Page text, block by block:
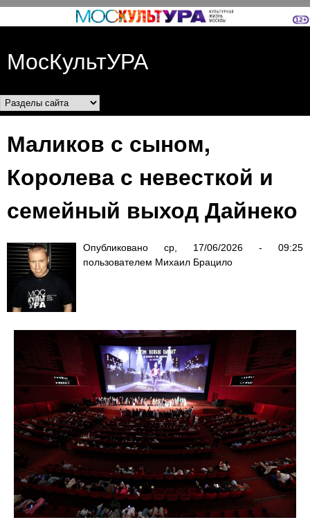
Перейти к основному
МосКультУРА
Разделы сайта
Маликов с сыном,
Королева с невесткой и
семейный выход Дайнеко
Опубликовано ср, 17/06/2026 - 09:25
пользователем Михаил Брацило